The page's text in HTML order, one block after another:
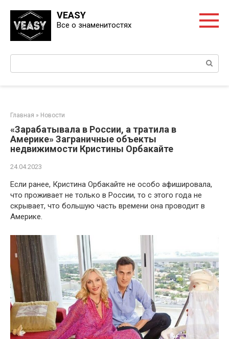
контенту
VEASY
Все о знаменитостях
Главная » Новости
«Зарабатывала в России, а тратила в
Америке» Заграничные объекты
недвижимости Кристины Орбакайте
24.04.2023
Если ранее, Кристина Орбакайте не особо афишировала,
что проживает не только в России, то с этого года не
скрывает, что большую часть времени она проводит в
Америке.